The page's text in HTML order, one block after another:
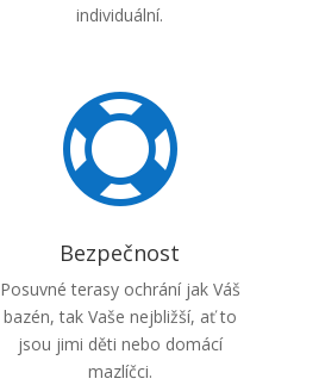
individuální.

Bezpečnost
Posuvné terasy ochrání jak Váš
bazén, tak Vaše nejbližší, ať to
jsou jimi děti nebo domácí
mazlíčci.